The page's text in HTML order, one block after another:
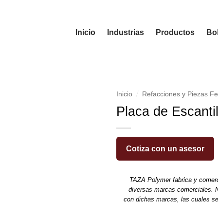
Inicio Industrias Productos
Inicio Refacciones y Piezas
Placa de
Cotiza con un asesor
TAZA Polymer fabrica y
diversas marcas comerciales.
con dichas marcas, las cuales